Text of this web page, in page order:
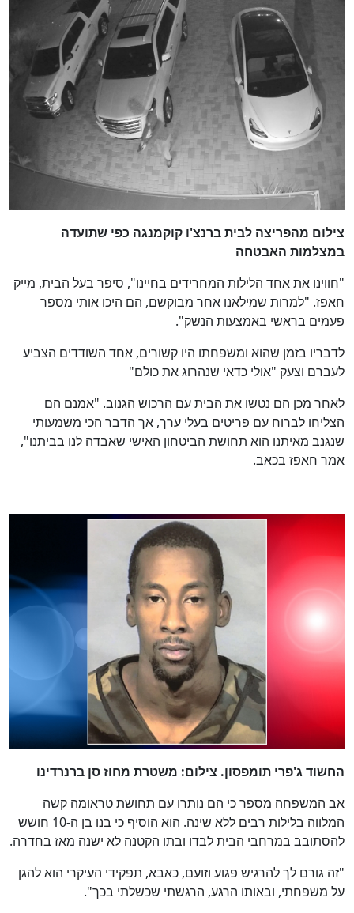
צילום מהפריצה לבית ברנצ'ו קוקמנגה כפי שתועדה
במצלמות האבטחה
"חווינו את אחד הלילות המחרידים בחיינו", סיפר בעל הבית, מייק
חאפז. "למרות שמילאנו אחר מבוקשם, הם היכו אותי מספר
פעמים בראשי באמצעות הנשק".
לדבריו בזמן שהוא ומשפחתו היו קשורים, אחד השודדים הצביע
לעברם וצעק "אולי כדאי שנהרוג את כולם"
לאחר מכן הם נטשו את הבית עם הרכוש הגנוב. "אמנם הם
הצליחו לברוח עם פריטים בעלי ערך, אך הדבר הכי משמעותי
שנגנב מאיתנו הוא תחושת הביטחון האישי שאבדה לנו בביתנו",
אמר חאפז בכאב.
החשוד ג'פרי תומפסון. צילום: משטרת מחוז סן ברנרדינו
אב המשפחה מספר כי הם נותרו עם תחושת טראומה קשה
המלווה בלילות רבים ללא שינה. הוא הוסיף כי בנו בן ה-10 חושש
להסתובב במרחבי הבית לבדו ובתו הקטנה לא ישנה מאז בחדרה.
"זה גורם לך להרגיש פגוע וזועם, כאבא, תפקידי העיקרי הוא להגן
על משפחתי, ובאותו הרגע, הרגשתי שכשלתי בכך".
100%כן